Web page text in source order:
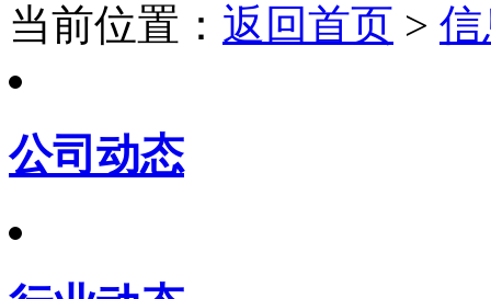
当前位置： 返回首页 >
公司动态